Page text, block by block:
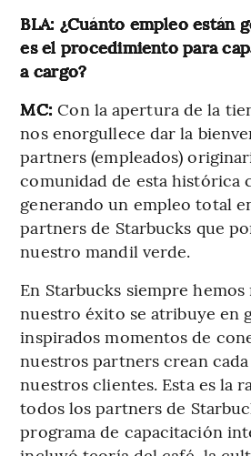
BLA: ¿Cuánto empleo están
es el procedimiento para
a cargo?
MC:Con la apertura de la
nos enorgullece dar la
partners (empleados)
comunidad de esta histórica
generando un empleo total
partners de Starbucks que
nuestro mandil verde.
En Starbucks siempre
nuestro éxito se atribuye en
inspirados momentos de
nuestros partners crean
nuestros clientes. Esta es la
todos los partners de
programa de capacitación